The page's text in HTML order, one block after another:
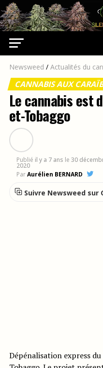
Newsweed / Actualités du
CANNABIS AUX
Le cannabis est
et-Tobaggo
Publié il y a 7 ans le 30
2020
ParAurélien BERNARD
Suivre Newsweed sur
Dépénalisation express